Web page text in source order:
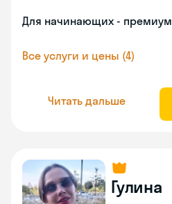
Для начинающих - премиум
Все услуги и цены (4)
Читать дальше
Гулина